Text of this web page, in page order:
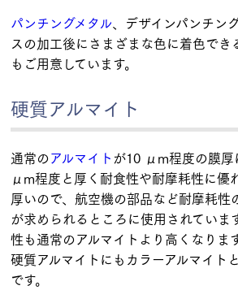
パンチングメタル、デザインパンチン
スの加工後にさまざまな色に着色でき
もご用意しています。
硬質アルマイト
通常のアルマイトが10 μm程度の膜厚
μm程度と厚く耐食性や耐摩耗性に優
厚いので、航空機の部品など耐摩耗性
が求められるところに使用されていま
性も通常のアルマイトより高くなります
硬質アルマイトにもカラーアルマイト
です。